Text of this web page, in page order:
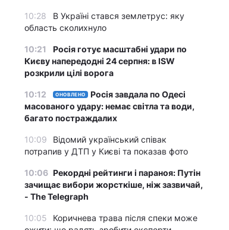
10:28
В Україні стався землетрус: яку
область сколихнуло
10:21
Росія готує масштабні удари по
Києву напередодні 24 серпня: в ISW
розкрили цілі ворога
10:12 ОНОВЛЕНО
Росія завдала по Одесі
масованого удару: немає світла та води,
багато постраждалих
10:09
Відомий український співак
потрапив у ДТП у Києві та показав фото
10:06 Рекордні рейтинги і параноя: Путін
зачищає вибори жорсткіше, ніж зазвичай,
- The Telegraph
10:05
Коричнева трава після спеки може